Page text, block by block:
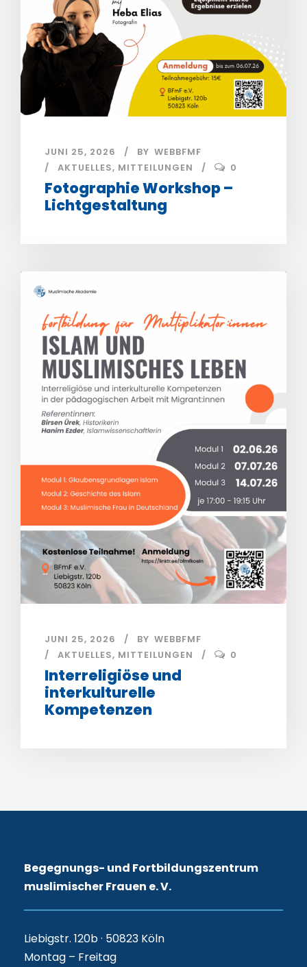
JUNI 25, 2026 BY WEBBFMF
AKTUELLES, MITTEILUNGEN 0
Fotographie Workshop –
Lichtgestaltung
JUNI 25, 2026 BY WEBBFMF
AKTUELLES, MITTEILUNGEN 0
Interreligiöse und
interkulturelle
Kompetenzen
Begegnungs- und Fortbildungszentrum
muslimischer Frauen e. V.
Liebigstr. 120b · 50823 Köln
Montag – Freitag